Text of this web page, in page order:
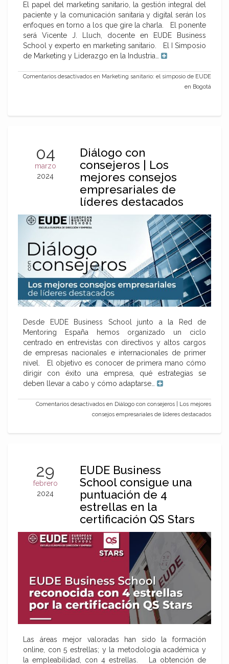
El papel del marketing sanitario, la gestión integral del
paciente y la comunicación sanitaria y digital serán los
enfoques en torno a los que gire la charla. El ponente
será Vicente J. Lluch, docente en EUDE Business
School y experto en marketing sanitario. El I Simposio
de Marketing y Liderazgo en la Industria…
Comentarios desactivados en Marketing sanitario: el simposio de EUDE
en Bogotá
04
marzo
2024
Diálogo con
consejeros | Los
mejores consejos
empresariales de
líderes destacados
Desde EUDE Business School junto a la Red de
Mentoring España hemos organizado un ciclo
centrado en entrevistas con directivos y altos cargos
de empresas nacionales e internacionales de primer
nivel. El objetivo es conocer de primera mano cómo
dirigir con éxito una empresa, qué estrategias se
deben llevar a cabo y cómo adaptarse…
Comentarios desactivados en Diálogo con consejeros | Los mejores
consejos empresariales de líderes destacados
29
febrero
2024
EUDE Business
School consigue una
puntuación de 4
estrellas en la
certificación QS Stars
Las áreas mejor valoradas han sido la formación
online, con 5 estrellas; y la metodología académica y
la empleabilidad, con 4 estrellas. La obtención de